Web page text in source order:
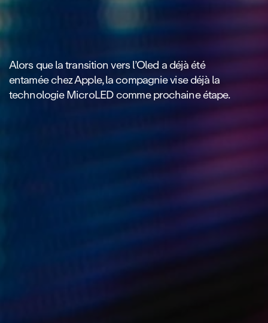
Alors que la transition vers l’Oled a déjà été
entamée chez Apple, la compagnie vise déjà la
technologie MicroLED comme prochaine étape.